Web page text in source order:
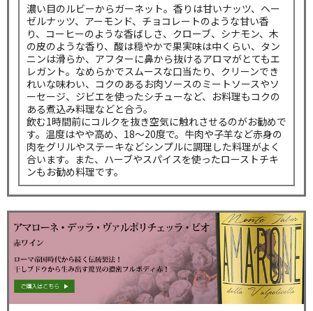
濃い目のルビーからガーネット。香りは甘いナッツ、ヘー
ゼルナッツ、アーモンド、チョコレートのような甘い香
り、コーヒーのような香ばしさ、クローブ、シナモン、木
の皮のような香り、酸は穏やかで果実味は中くらい、タン
ニンは滑らか、アフターに鼻から抜けるアロマがとてもエ
レガント。なめらかでスムースな口当たり、クリーンでき
れいな味わい、コクのあるお肉ソースのミートソースやソ
ーセージ、ジビエを使ったシチューなど、お料理もコクの
ある煮込み料理などと合う。
飲む1時間前にコルクを抜き空気に触れさせるのがお勧めで
す。温度はやや高め、18～20度で。牛肉や子羊など赤身の
肉をグリルやステーキなどシンプルに調理した料理がよく
合います。また、ハーブやスパイスを使ったローストチキ
ンもお勧め料理です。